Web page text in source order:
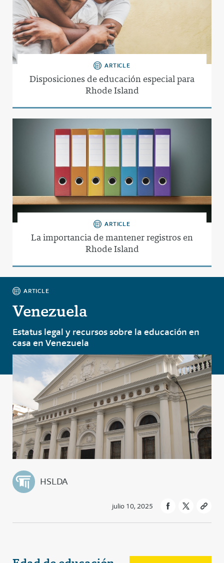
ARTICLE
Disposiciones de educación especial para
Rhode Island
ARTICLE
La importancia de mantener registros en
Rhode Island
ARTICLE
Venezuela
Estatus legal y recursos sobre la educación en
casa en Venezuela
HSLDA
julio 10, 2025